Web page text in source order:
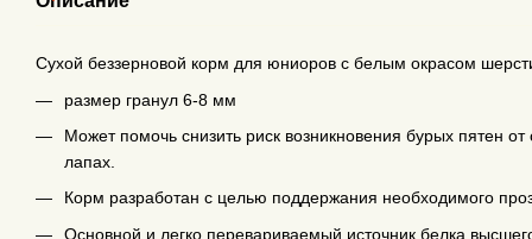
Сухой беззерновой корм для юниоров с белым окрасом
размер гранул 6-8 мм
Может помочь снизить риск возникновения бурых пятен
лапах.
Корм разработан с целью поддержания необходимого
Основной и легко перевариваемый источник белка